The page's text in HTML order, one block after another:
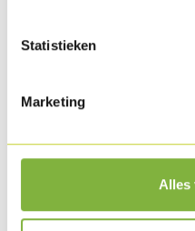
Statistieken
Marketing
Alles
Disponible en surgelé.
Des recettes